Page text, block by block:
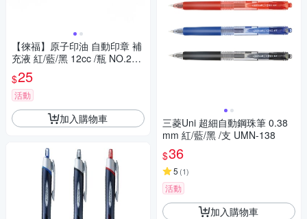
【徠福】原子印油 自動印章 補
充液 紅/藍/黑 12cc /瓶 NO.229
7/NO.2298/NO.2299
$25
活動
加入購物車
三菱Uni 超細自動鋼珠筆 0.38
mm 紅/藍/黑 /支 UMN-138
$36
5 (1)
活動
加入購物車